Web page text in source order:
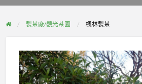
problem
製茶廠/觀光茶園 楓林製茶